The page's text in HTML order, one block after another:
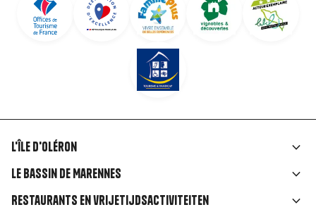
Liens
rubriques
L'île d'Oléron
Le Bassin de Marennes
Restaurants en vrijetijdsactiviteiten